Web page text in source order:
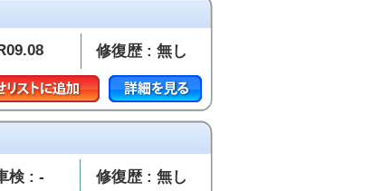
修復歴 : 無し
検 : - 修復歴 : 無し